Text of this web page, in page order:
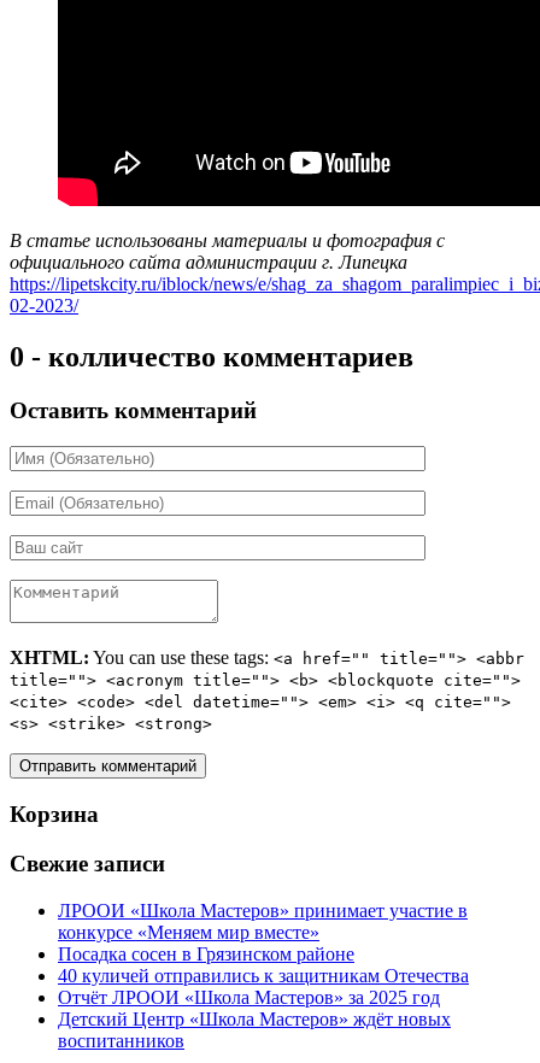
В статье использованы материалы и фотография с
официального сайта администрации г. Липецка
https://lipetskcity.ru/iblock/news/e/
02-2023/
0 - колличество комментариев
Оставить комментарий
XHTML: You can use these tags: <a href="" title=""> <abbr
title=""> <acronym title=""> <b> <blockquote cite="">
<cite> <code> <del datetime=""> <em> <i> <q cite="">
<s> <strike> <strong>
Корзина
Свежие записи
ЛРООИ «Школа Мастеров» принимает участие в
конкурсе «Меняем мир вместе»
Посадка сосен в Грязинском районе
40 куличей отправились к защитникам Отечества
Отчёт ЛРООИ «Школа Мастеров» за 2025 год
Детский Центр «Школа Мастеров» ждёт новых
воспитанников